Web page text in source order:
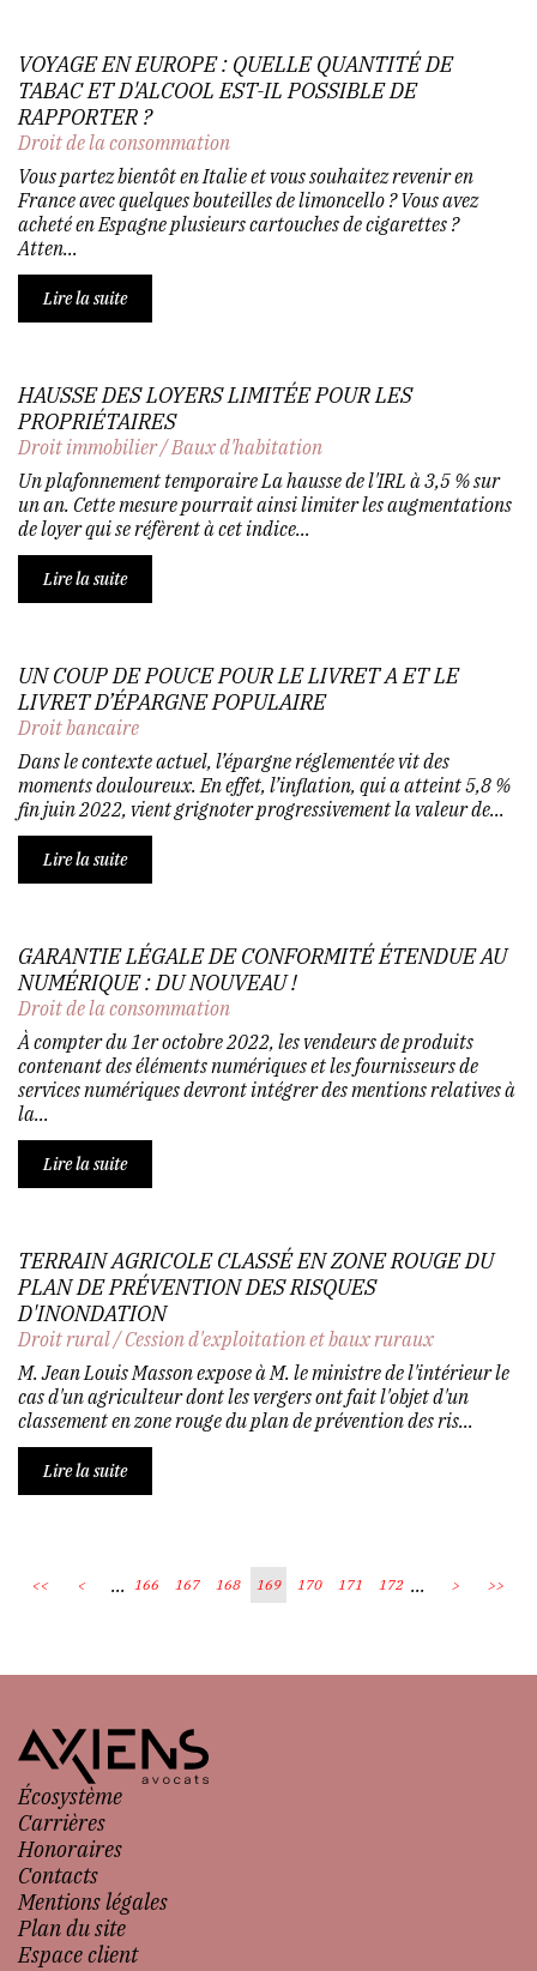
VOYAGE EN EUROPE : QUELLE QUANTITÉ DE
TABAC ET D'ALCOOL EST-IL POSSIBLE DE
RAPPORTER ?
Droit de la consommation
Vous partez bientôt en Italie et vous souhaitez revenir en
France avec quelques bouteilles de limoncello ? Vous avez
acheté en Espagne plusieurs cartouches de cigarettes ?
Atten...
Lire la suite
HAUSSE DES LOYERS LIMITÉE POUR LES
PROPRIÉTAIRES
Droit immobilier/Baux d'habitation
Un plafonnement temporaire La hausse de l'IRL à 3,5 % sur
un an. Cette mesure pourrait ainsi limiter les augmentations
de loyer qui se réfèrent à cet indice...
Lire la suite
UN COUP DE POUCE POUR LE LIVRET A ET LE
LIVRET D’ÉPARGNE POPULAIRE
Droit bancaire
Dans le contexte actuel, l’épargne réglementée vit des
moments douloureux. En effet, l’inflation, qui a atteint 5,8 %
fin juin 2022, vient grignoter progressivement la valeur de...
Lire la suite
GARANTIE LÉGALE DE CONFORMITÉ ÉTENDUE AU
NUMÉRIQUE : DU NOUVEAU !
Droit de la consommation
À compter du 1er octobre 2022, les vendeurs de produits
contenant des éléments numériques et les fournisseurs de
services numériques devront intégrer des mentions relatives à
la...
Lire la suite
TERRAIN AGRICOLE CLASSÉ EN ZONE ROUGE DU
PLAN DE PRÉVENTION DES RISQUES
D'INONDATION
Droit rural/Cession d'exploitation et baux ruraux
M. Jean Louis Masson expose à M. le ministre de l'intérieur le
cas d'un agriculteur dont les vergers ont fait l'objet d'un
classement en zone rouge du plan de prévention des ris...
Lire la suite
<< < ... 166 167 168 169 170 171 172 ... > >>
Écosystème
Carrières
Honoraires
Contacts
Mentions légales
Plan du site
Espace client